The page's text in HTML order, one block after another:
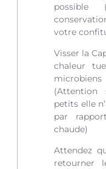
votre
Visser la
chaleur
(Attention
petits elle
par
chaude)
Attendez
retourner